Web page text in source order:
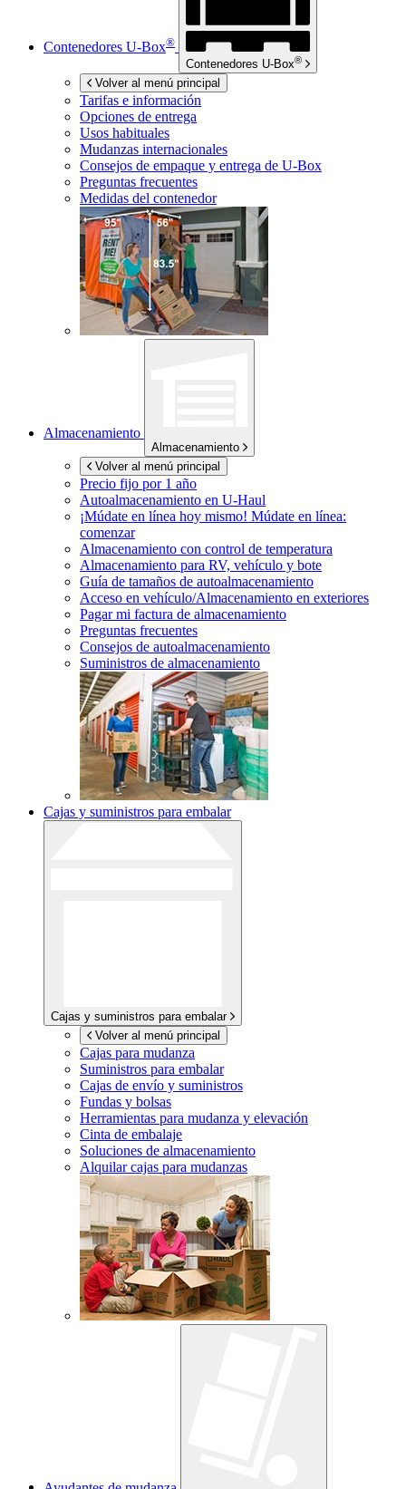
Contenedores U-Box®
Contenedores U-Box®
Volver al menú principal
Tarifas e información
Opciones de entrega
Usos habituales
Mudanzas internacionales
Consejos de empaque y entrega de U-Box
Preguntas frecuentes
Medidas del contenedor
Almacenamiento
Almacenamiento
Volver al menú principal
Precio fijo por 1 año
Autoalmacenamiento en U-Haul
¡Múdate en línea hoy mismo! Múdate en línea:
comenzar
Almacenamiento con control de temperatura
Almacenamiento para RV, vehículo y bote
Guía de tamaños de autoalmacenamiento
Acceso en vehículo/Almacenamiento en exteriores
Pagar mi factura de almacenamiento
Preguntas frecuentes
Consejos de autoalmacenamiento
Suministros de almacenamiento
Cajas y suministros para embalar
Cajas y suministros para embalar
Volver al menú principal
Cajas para mudanza
Suministros para embalar
Cajas de envío y suministros
Fundas y bolsas
Herramientas para mudanza y elevación
Cinta de embalaje
Soluciones de almacenamiento
Alquilar cajas para mudanzas